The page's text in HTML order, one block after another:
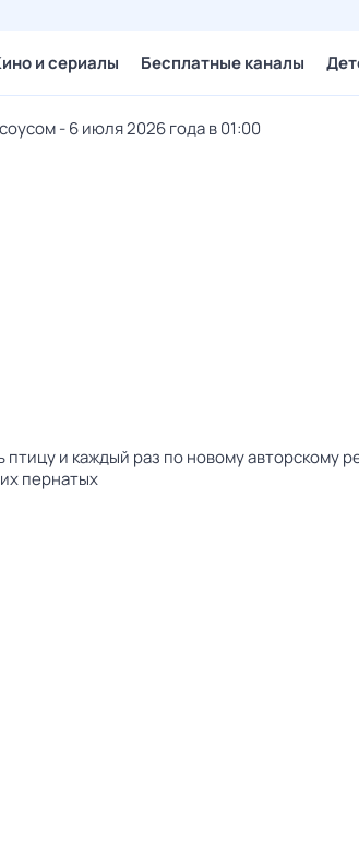
и сериалы Бесплатные каналы
- 6 июля 2026 года в 01:00
и каждый раз по новому авторскому
пернатых